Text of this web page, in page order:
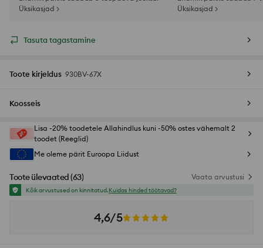
Üksikasjad >
Üksikasjad >
Tasuta tagastamine
Toote kirjeldus 930BV-67X
Koosseis
Lisa -20% toodetele Allahindlus kuni -50% ostes vähemalt 2
toodet (Reeglid)
Me oleme pärit Euroopa Liidust
Toote ülevaated (63) Vaata arvustusi
Kõik arvustused on kinnitatud.Kuidas hinded töötavad?
4,6/5